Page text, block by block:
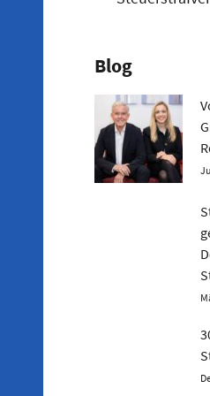
Blog